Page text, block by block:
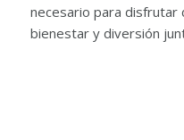
necesario para
bienestar y diversión